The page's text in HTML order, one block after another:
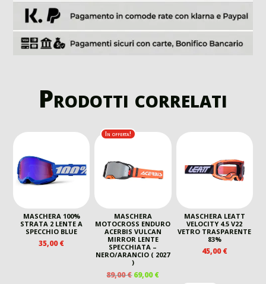
Prodotti correlati
MASCHERA 100%
STRATA 2 LENTE A
SPECCHIO BLUE
35,00€
In offerta!
MASCHERA
MOTOCROSS ENDURO
ACERBIS VULCAN
MIRROR LENTE
SPECCHIATA –
NERO/ARANCIO ( 2027
)
89,00€ IL
69,00€IL
MASCHERA LEATT
VELOCITY 4.5 V22
VETRO TRASPARENTE
83%
45,00€